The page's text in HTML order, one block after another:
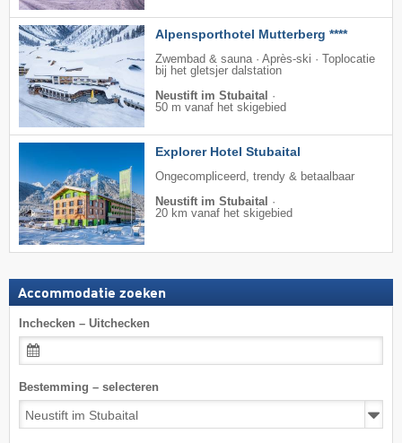
Alpensporthotel Mutterberg ****
Zwembad & sauna · Après-ski · Toplocatie
bij het gletsjer dalstation
Neustift im Stubaital
·
50 m vanaf het skigebied
Explorer Hotel Stubaital
Ongecompliceerd, trendy & betaalbaar
Neustift im Stubaital
·
20 km vanaf het skigebied
Accommodatie zoeken
Inchecken – Uitchecken
Bestemming – selecteren